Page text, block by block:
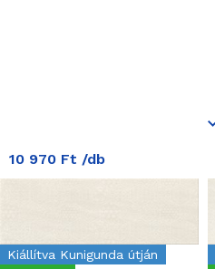
10 970 Ft /db
Kiállítva Kunigunda útján